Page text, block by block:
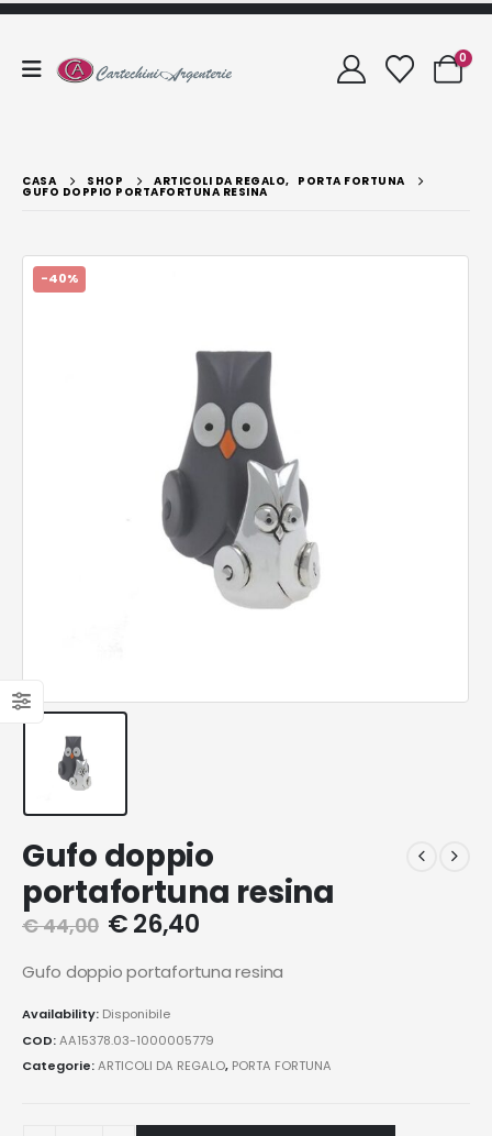
0
CASA SHOP ARTICOLI DA REGALO, PORTA FORTUNA
GUFO DOPPIO PORTAFORTUNA RESINA
-40%
Gufo doppio
portafortuna resina
€44,00 €26,40
Gufo doppio portafortuna resina
Availability: Disponibile
COD:AA15378.03-1000005779
Categorie:ARTICOLI DA REGALO, PORTA FORTUNA